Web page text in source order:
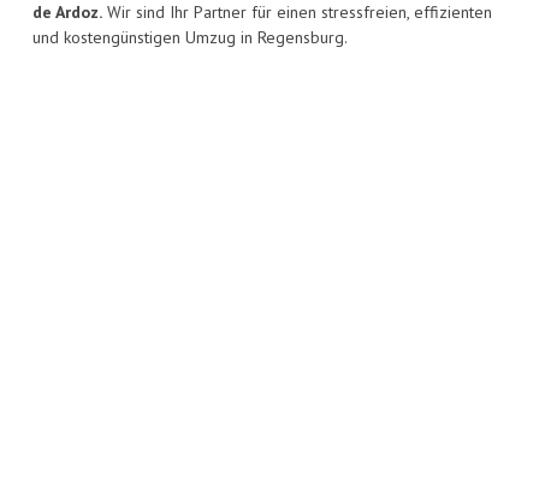
de Ardoz. Wir sind Ihr Partner für einen stressfreien, effizienten
und kostengünstigen Umzug in Regensburg.